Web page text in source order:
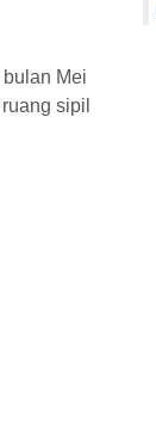
Mei
sipil